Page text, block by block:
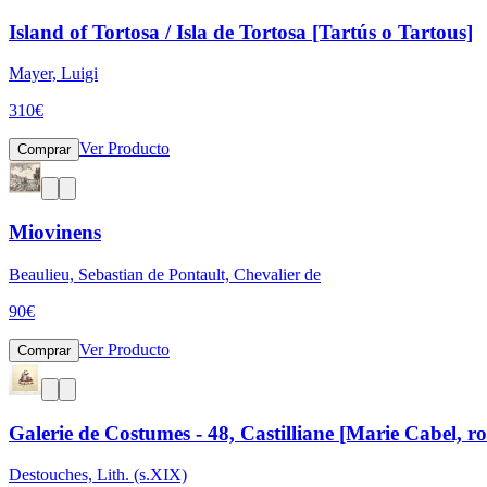
Island of Tortosa / Isla de Tortosa [Tartús o Tartous]
Mayer, Luigi
310€
Comprar Ver Producto
Miovinens
Beaulieu, Sebastian de Pontault, Chevalier de
90€
Comprar Ver Producto
Galerie de Costumes - 48, Castilliane [Marie Cabel,
Destouches, Lith. (s.XIX)